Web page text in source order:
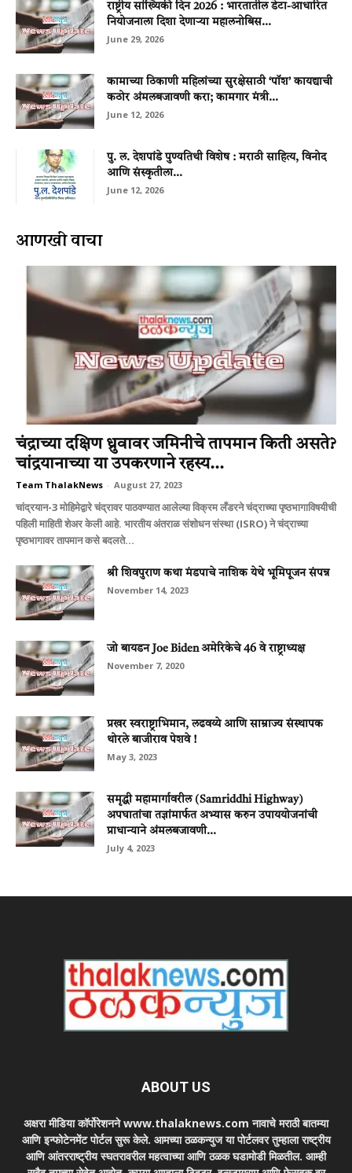
राष्ट्रीय सांख्यिकी दिन 2026 : भारतातील डेटा-आधारित
नियोजनाला दिशा देणाऱ्या महालनोबिस...
June 29, 2026
कामाच्या ठिकाणी महिलांच्या सुरक्षेसाठी ‘पॉश’ कायद्याची
कठोर अंमलबजावणी करा; कामगार मंत्री...
June 12, 2026
पु. ल. देशपांडे पुण्यतिथी विशेष : मराठी साहित्य, विनोद
आणि संस्कृतीला...
June 12, 2026
आणखी वाचा
चंद्राच्या दक्षिण ध्रुवावर जमिनीचे तापमान किती असते?
चांद्रयानाच्या या उपकरणाने रहस्य...
Team ThalakNews - August 27, 2023
चांद्रयान-3 मोहिमेद्वारे चंद्रावर पाठवण्यात आलेल्या विक्रम लँडरने चंद्राच्या पृष्ठभागाविषयीची
पहिली माहिती शेअर केली आहे. भारतीय अंतराळ संशोधन संस्था (ISRO) ने चंद्राच्या
पृष्ठभागावर तापमान कसे बदलते...
श्री शिवपुराण कथा मंडपाचे नाशिक येथे भूमिपूजन संपन्न
November 14, 2023
जो बायडन Joe Biden अमेरिकेचे 46 वे राष्ट्राध्यक्ष
November 7, 2020
प्रखर स्वराष्ट्राभिमान, लढवय्ये आणि साम्राज्य संस्थापक
थोरले बाजीराव पेशवे !
May 3, 2023
समृद्धी महामार्गावरील (Samriddhi Highway)
अपघातांचा तज्ञांमार्फत अभ्यास करुन उपाययोजनांची
प्राधान्याने अंमलबजावणी...
July 4, 2023
ABOUT US
अक्षरा मीडिया कॉर्पोरेशनने www.thalaknews.com नावाचे मराठी बातम्या
आणि इन्फोटेनमेंट पोर्टल सुरू केले. आमच्या ठळकन्युज या पोर्टलवर तुम्हाला राष्ट्रीय
आणि आंतरराष्ट्रीय स्घतरावरील महत्वाच्या आणि ठळक घडामोडी मिळतील. आम्ही